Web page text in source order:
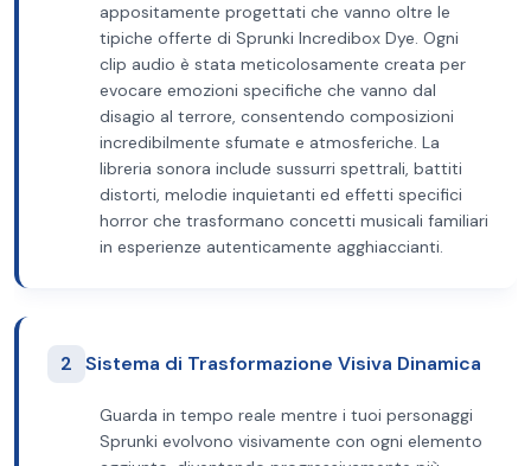
appositamente progettati che vanno oltre le
tipiche offerte di Sprunki Incredibox Dye. Ogni
clip audio è stata meticolosamente creata per
evocare emozioni specifiche che vanno dal
disagio al terrore, consentendo composizioni
incredibilmente sfumate e atmosferiche. La
libreria sonora include sussurri spettrali, battiti
distorti, melodie inquietanti ed effetti specifici
horror che trasformano concetti musicali familiari
in esperienze autenticamente agghiaccianti.
2 Sistema di Trasformazione Visiva Dinamica
Guarda in tempo reale mentre i tuoi personaggi
Sprunki evolvono visivamente con ogni elemento